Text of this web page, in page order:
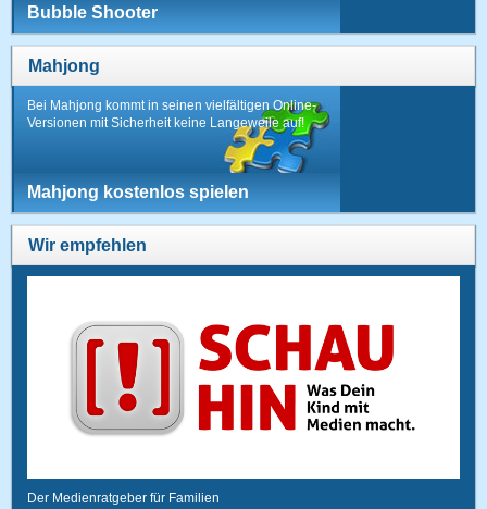
Bubble Shooter
Mahjong
Bei Mahjong kommt in seinen vielfältigen Online-
Versionen mit Sicherheit keine Langeweile auf!
Mahjong kostenlos spielen
Wir empfehlen
Der Medienratgeber für Familien